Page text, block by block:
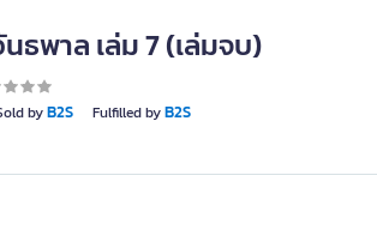
ธพาล เล่ม 7 (เล่มจบ)
byB2S Fulfilled byB2S